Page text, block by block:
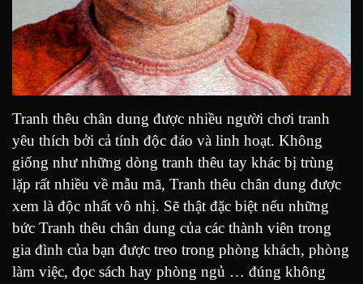
Tranh thêu chân dung được nhiều người chơi tranh
yêu thích bởi cả tính độc đáo và linh hoạt. Không
giống như những dòng tranh thêu tay khác bị trùng
lặp rất nhiều về mẫu mã, Tranh thêu chân dung được
xem là độc nhất vô nhị. Sẽ thật đặc biệt nếu những
bức Tranh thêu chân dung của các thành viên trong
gia đình của bạn được treo trong phòng khách, phòng
làm việc, đọc sách hay phòng ngủ … đúng không